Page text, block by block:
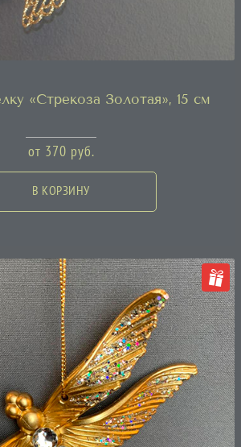
«Стрекоза Золотая», 15 см
от 370 руб.
В КОРЗИНУ